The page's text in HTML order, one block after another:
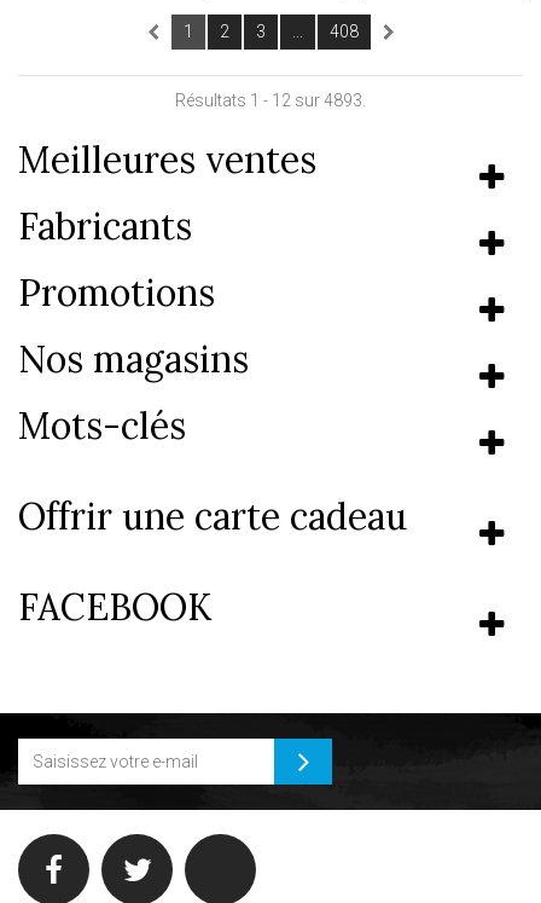
1 2 3 408
Résultats 1 - 12 sur 4893.
Meilleures ventes
Fabricants
Promotions
Nos magasins
Mots-clés
Offrir une carte cadeau
FACEBOOK